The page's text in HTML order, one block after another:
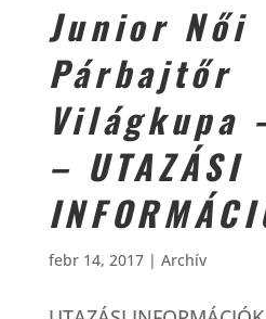
Junior Női
Párbajtőr
Világkupa
– UTAZÁSI
febr 14, 2017| Archív